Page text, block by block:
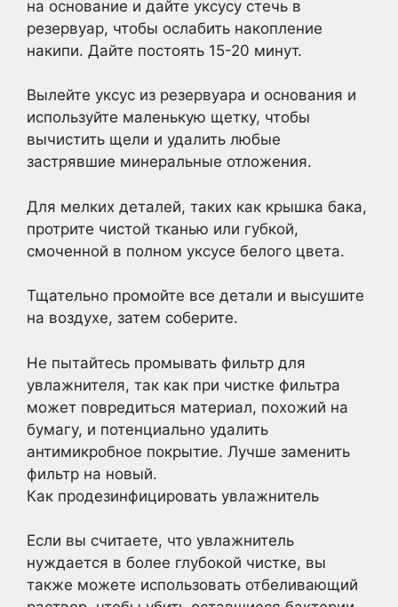
на основание и дайте уксусу стечь в
резервуар, чтобы ослабить накопление
накипи. Дайте постоять 15-20 минут.
Вылейте уксус из резервуара и основания и
используйте маленькую щетку, чтобы
вычистить щели и удалить любые
застрявшие минеральные отложения.
Для мелких деталей, таких как крышка бака,
протрите чистой тканью или губкой,
смоченной в полном уксусе белого цвета.
Тщательно промойте все детали и высушите
на воздухе, затем соберите.
Не пытайтесь промывать фильтр для
увлажнителя, так как при чистке фильтра
может повредиться материал, похожий на
бумагу, и потенциально удалить
антимикробное покрытие. Лучше заменить
фильтр на новый.
Как продезинфицировать увлажнитель
Если вы считаете, что увлажнитель
нуждается в более глубокой чистке, вы
также можете использовать отбеливающий